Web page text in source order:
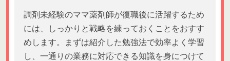
調剤未経験のママ薬剤師が復職後に活躍するため
には、しっかりと戦略を練っておくことをおすす
めします。まずは紹介した勉強法で効率よく学習
し、一通りの業務に対応できる知識を身につけて